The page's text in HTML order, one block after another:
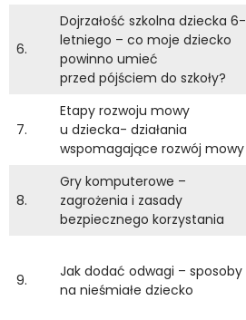
6.
Dojrzałość szkolna dziecka 6-
letniego – co moje dziecko
powinno umieć
przed pójściem do szkoły?
7.
Etapy rozwoju mowy
u dziecka- działania
wspomagające rozwój mowy
8.
Gry komputerowe –
zagrożenia i zasady
bezpiecznego korzystania
9.
Jak dodać odwagi – sposoby
na nieśmiałe dziecko